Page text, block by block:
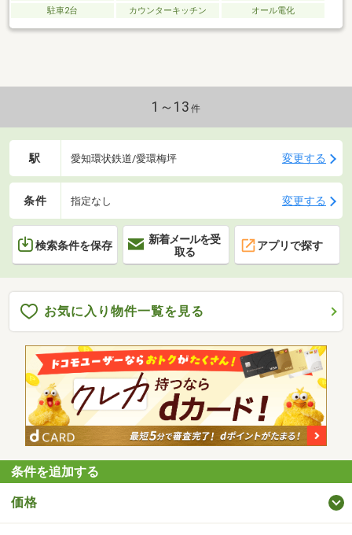
駐車2台
カウンターキッチン オール電化
1～13 件
駅 愛知環状鉄道/愛環梅坪 変更する
条件 指定なし 変更する
検索条件を保存
新着メールを受
取る
アプリで探す
お気に入り物件一覧を見る
条件を追加する
価格